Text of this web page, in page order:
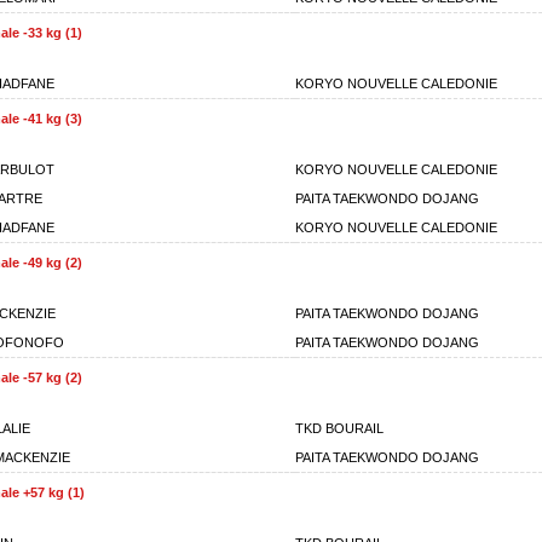
-33 kg (1)
KORYO NOUVELLE CALEDONIE
-41 kg (3)
KORYO NOUVELLE CALEDONIE
PAITA TAEKWONDO DOJANG
KORYO NOUVELLE CALEDONIE
-49 kg (2)
PAITA TAEKWONDO DOJANG
PAITA TAEKWONDO DOJANG
-57 kg (2)
TKD BOURAIL
PAITA TAEKWONDO DOJANG
+57 kg (1)